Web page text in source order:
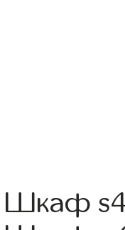
Шкаф